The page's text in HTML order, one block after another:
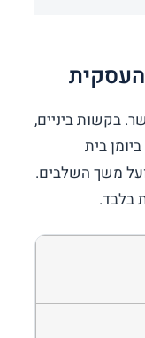
העסקית
בקשות ביניים,
בית
משך השלבים.
בלבד.